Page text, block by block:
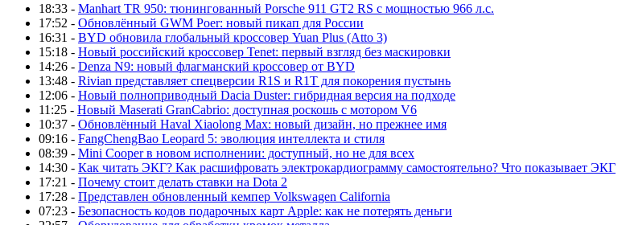
18:33 - Manhart TR 950: тюнингованный Porsche 911 GT2 RS с мощностью 966 л.с.
17:52 - Обновлённый GWM Poer: новый пикап для России
16:31 - BYD обновила глобальный кроссовер Yuan Plus (Atto 3)
15:18 - Новый российский кроссовер Tenet: первый взгляд без маскировки
14:26 - Denza N9: новый флагманский кроссовер от BYD
13:48 - Rivian представляет спецверсии R1S и R1T для покорения пустынь
12:06 - Новый полноприводный Dacia Duster: гибридная версия на подходе
11:25 - Новый Maserati GranCabrio: доступная роскошь с мотором V6
10:37 - Обновлённый Haval Xiaolong Max: новый дизайн, но прежнее имя
09:16 - FangChengBao Leopard 5: эволюция интеллекта и стиля
08:39 - Mini Cooper в новом исполнении: доступный, но не для всех
14:30 - Как читать ЭКГ? Как расшифровать электрокардиограмму самостоятельно? Что показывает ЭКГ
17:21 - Почему стоит делать ставки на Dota 2
17:28 - Представлен обновленный кемпер Volkswagen California
07:23 - Безопасность кодов подарочных карт Apple: как не потерять деньги